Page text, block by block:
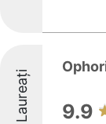
Laureați 9.9